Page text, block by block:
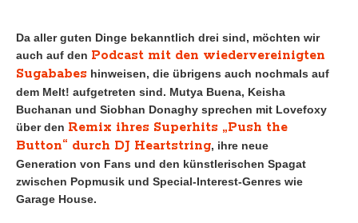
Da aller guten Dinge bekanntlich drei sind, möchten wir
auch auf den Podcast mit den wiedervereinigten
Sugababes hinweisen, die übrigens auch nochmals auf
dem Melt! aufgetreten sind. Mutya Buena, Keisha
Buchanan und Siobhan Donaghy sprechen mit Lovefoxy
über den Remix ihres Superhits „Push the
Button“ durch DJ Heartstring, ihre neue
Generation von Fans und den künstlerischen Spagat
zwischen Popmusik und Special-Interest-Genres wie
Garage House.